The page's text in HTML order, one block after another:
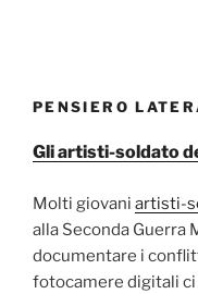
PENSIERO
Gli artisti-soldato
Molti giovani artisti-
alla Seconda Guerra
documentare i
fotocamere digitali